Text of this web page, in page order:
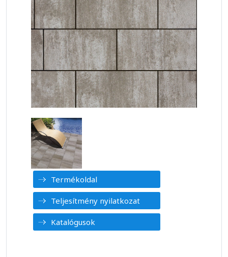
Termékoldal
Teljesítmény nyilatkozat
Katalógusok